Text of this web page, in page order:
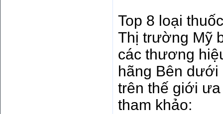
Top 8 loại
Thị trường Mỹ
các thương
hãng Bên
trên thế giới
tham khảo: